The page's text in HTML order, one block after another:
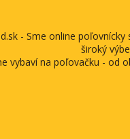
- Sme online
široký
vybaví na poľovačku -